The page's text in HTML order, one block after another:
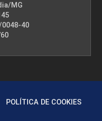
MG
0048-40
POLÍTICA DE COOKIES